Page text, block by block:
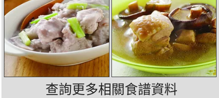
查詢更多相關食譜資料